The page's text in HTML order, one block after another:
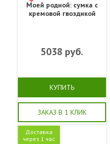
Моей родной: сумка с
кремовой гвоздикой
5038 руб.
КУПИТЬ
ЗАКАЗ В 1 КЛИК
Доставка
через 1 час